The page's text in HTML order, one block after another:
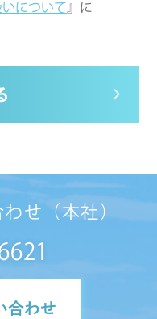
について 』に
せ（本社）
合わせ